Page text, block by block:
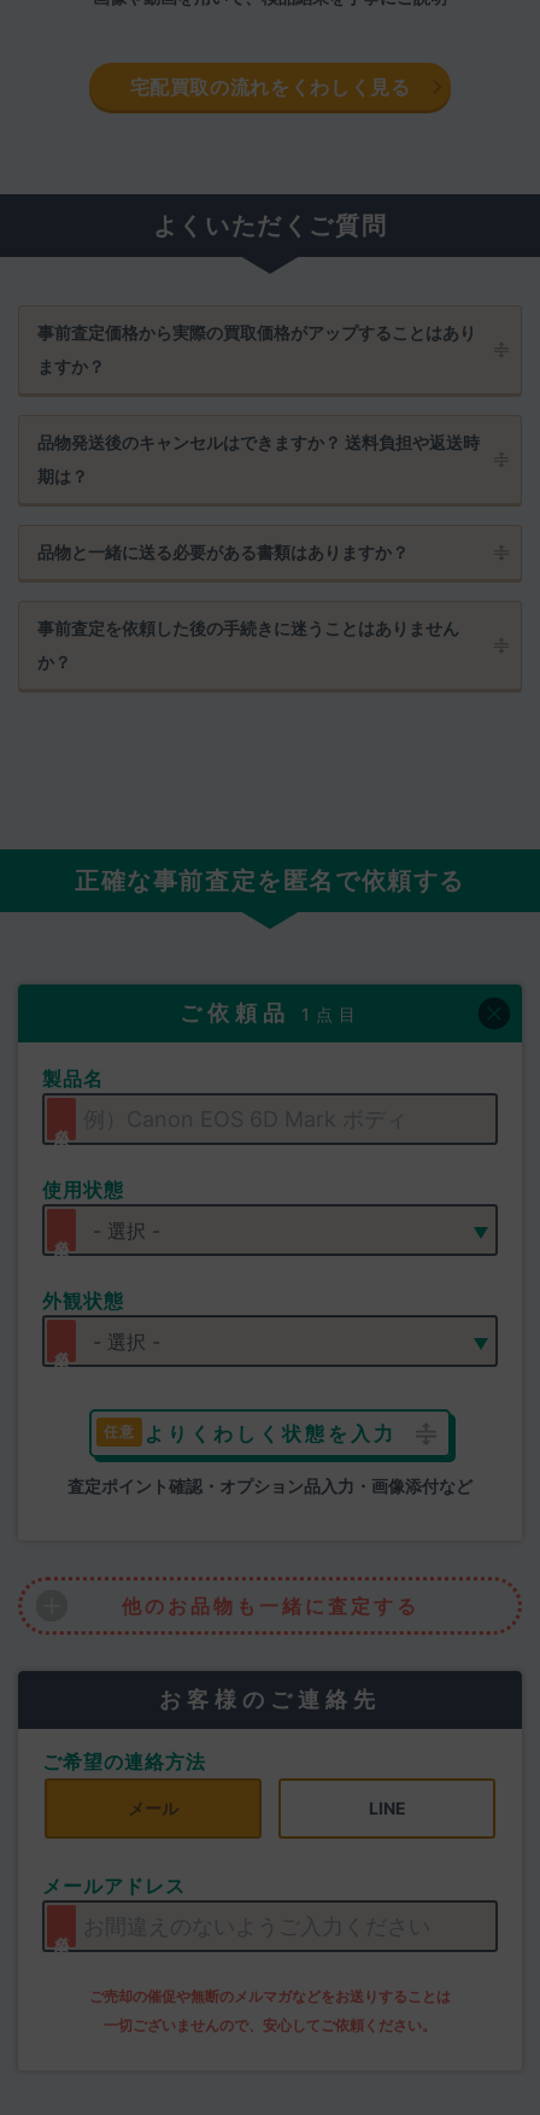
宅配買取の流れをくわしく見る
よくいただくご質問
事前査定価格から実際の買取価格がアップすることはあり
ますか？
品物発送後のキャンセルはできますか？ 送料負担や返送時
期は？
品物と一緒に送る必要がある書類はありますか？
事前査定を依頼した後の手続きに迷うことはありません
か？
正確な事前査定を匿名で依頼する
ご依頼品 1点目
製品名
使用状態
外観状態
よりくわしく状態を入力
査定ポイント確認・オプション品入力・画像添付など
他のお品物も一緒に査定する
お客様のご連絡先
ご希望の連絡方法
メール LINE
メールアドレス